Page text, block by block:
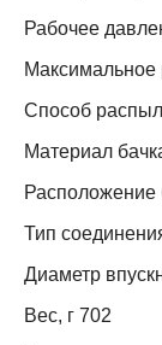
Рабочее
Максимальное
Способ
Материал
Расположение
Тип
Диаметр
Вес, г 702